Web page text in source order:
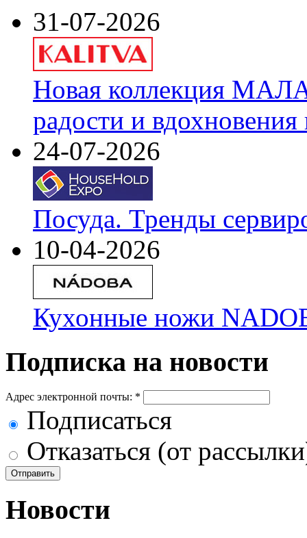
31-07-2026
Новая коллекция
радости и
24-07-2026
Посуда. Тренды
10-04-2026
Кухонные ножи
Подписка на новости
Адрес электронной почты: *
Подписаться
Отказаться (от
Новости